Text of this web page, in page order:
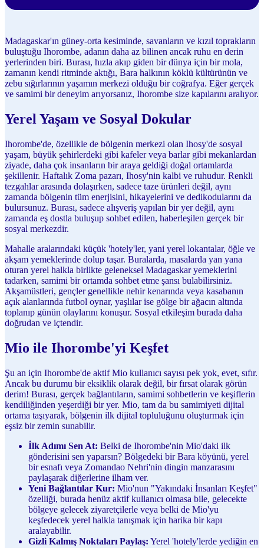
Madagaskar'ın güney-orta kesiminde, savanların ve kızıl toprakların
buluştuğu Ihorombe, adanın daha az bilinen ancak ruhu en derin
yerlerinden biri. Burası, hızla akıp giden bir dünya için bir mola,
zamanın kendi ritminde aktığı, Bara halkının köklü kültürünün ve
zebu sığırlarının yaşamın merkezi olduğu bir coğrafya. Eğer gerçek
ve samimi bir deneyim arıyorsanız, Ihorombe size kapılarını aralıyor.
Yerel Yaşam ve Sosyal Dokular
Ihorombe'de, özellikle de bölgenin merkezi olan Ihosy'de sosyal
yaşam, büyük şehirlerdeki gibi kafeler veya barlar gibi mekanlardan
ziyade, daha çok insanların bir araya geldiği doğal ortamlarda
şekillenir. Haftalık Zoma pazarı, Ihosy'nin kalbi ve ruhudur. Renkli
tezgahlar arasında dolaşırken, sadece taze ürünleri değil, aynı
zamanda bölgenin tüm enerjisini, hikayelerini ve dedikodularını da
bulursunuz. Burası, sadece alışveriş yapılan bir yer değil, aynı
zamanda eş dostla buluşup sohbet edilen, haberleşilen gerçek bir
sosyal merkezdir.
Mahalle aralarındaki küçük 'hotely'ler, yani yerel lokantalar, öğle ve
akşam yemeklerinde dolup taşar. Buralarda, masalarda yan yana
oturan yerel halkla birlikte geleneksel Madagaskar yemeklerini
tadarken, samimi bir ortamda sohbet etme şansı bulabilirsiniz.
Akşamüstleri, gençler genellikle nehir kenarında veya kasabanın
açık alanlarında futbol oynar, yaşlılar ise gölge bir ağacın altında
toplanıp günün olaylarını konuşur. Sosyal etkileşim burada daha
doğrudan ve içtendir.
Mio ile Ihorombe'yi Keşfet
Şu an için Ihorombe'de aktif Mio kullanıcı sayısı pek yok, evet, sıfır.
Ancak bu durumu bir eksiklik olarak değil, bir fırsat olarak görün
derim! Burası, gerçek bağlantıların, samimi sohbetlerin ve keşiflerin
kendiliğinden yeşerdiği bir yer. Mio, tam da bu samimiyeti dijital
ortama taşıyarak, bölgenin ilk dijital topluluğunu oluşturmak için
eşsiz bir zemin sunabilir.
İlk Adımı Sen At: Belki de Ihorombe'nin Mio'daki ilk
gönderisini sen yaparsın? Bölgedeki bir Bara köyünü, yerel
bir esnafı veya Zomandao Nehri'nin dingin manzarasını
paylaşarak diğerlerine ilham ver.
Yeni Bağlantılar Kur: Mio'nun "Yakındaki İnsanları Keşfet"
özelliği, burada henüz aktif kullanıcı olmasa bile, gelecekte
bölgeye gelecek ziyaretçilerle veya belki de Mio'yu
keşfedecek yerel halkla tanışmak için harika bir kapı
aralayabilir.
Gizli Kalmış Noktaları Paylaş: Yerel 'hotely'lerde yediğin en